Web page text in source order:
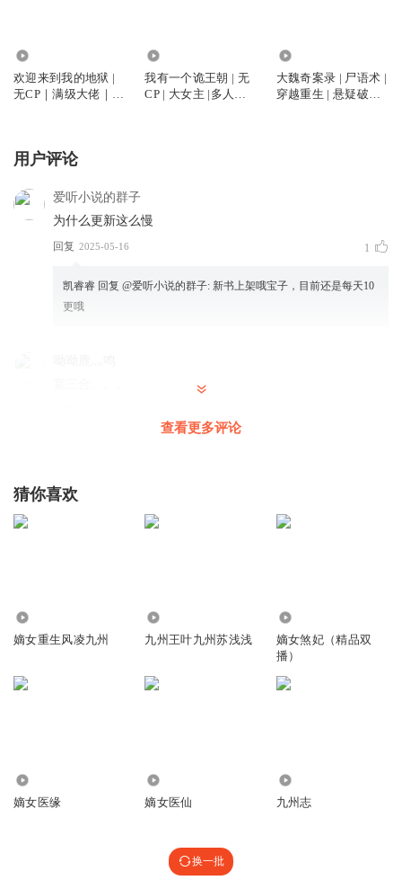
欢迎来到我的地狱 |
无CP｜满级大佬｜女
我有一个诡王朝 | 无
CP | 大女主 |多人有
大魏奇案录 | 尸语术 |
穿越重生 | 悬疑破案 |
用户评论
爱听小说的群子
为什么更新这么慢
回复 2025-05-16 1
凯睿睿 回复 @爱听小说的群子: 新书上架哦宝子，目前还是每天10
更哦
回复
liuhongyan3
查看更多评论
猜你喜欢
嫡女重生风凌九州 九州王叶九州苏浅浅
嫡女煞妃（精品双
播）
嫡女医缘 嫡女医仙 九州志
换一批